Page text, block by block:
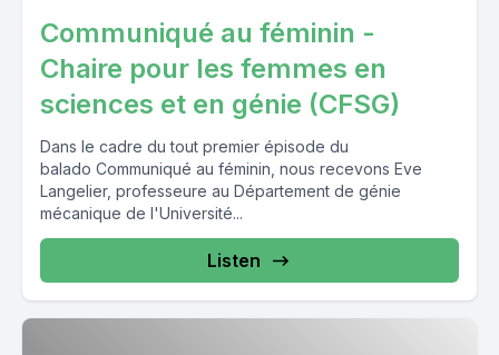
Communiqué au féminin -
Chaire pour les femmes en
sciences et en génie (CFSG)
Dans le cadre du tout premier épisode du
balado Communiqué au féminin, nous recevons Eve
Langelier, professeure au Département de génie
mécanique de l'Université...
Listen